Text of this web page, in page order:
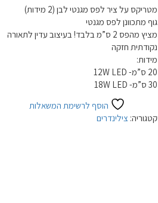
מטריקס על ציר לפס מגנטי לבן (2 מידות)
גוף מתכוונן לפס מגנטי
מציץ מהפס 2 ס”מ בלבד! בעיצוב עדין לתאורה
נקודתית חזקה
מידות:
20 ס”מ- 12W LED
30 ס”מ- 18W LED
הוסף לרשימת המשאלות
קטגוריה: צילינדרים